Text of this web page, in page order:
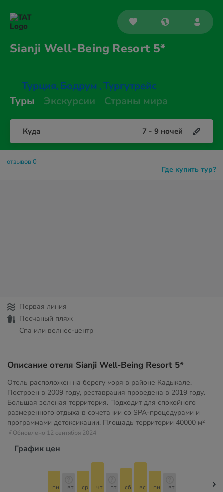
Sianji Well-Being Resort 5*
Турция, Бодрум , Тургутрейс
Туры
Экскурсии Страны мира
Куда 7 - 9 ночей
Где купить тур?
отзывов 0
Первая линия
Песчаный пляж
Спа или велнес-центр
Описание отеля Sianji Well-Being Resort 5*
Отель расположен на берегу моря в районе Кадыкале.
Построен в 2009 году, реставрация проведена в 2019 году.
Большая зеленая территория. Подходит для спокойного
размеренного отдыха в сочетании со SPA-процедурами и
программами детоксикации. Площадь территории 40000 м²
// Обновлено 12 сентября 2024
График цен
пн вт ср чт пт сб вс пн вт